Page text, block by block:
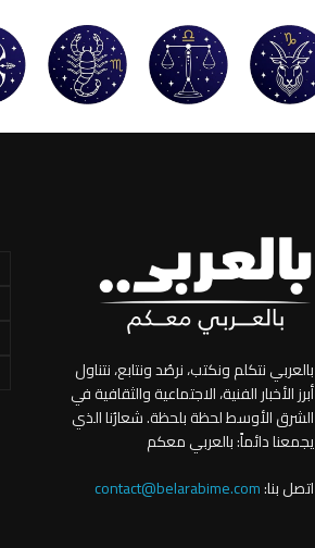
بالعربي نتكلم ونكتب، نرصُد ونتابع، نتناول
أبرز الأخبار الفنية، الاجتماعية والثقافية في
الشرق الأوسط لحظة بلحظة. شعارُنا الذي
يجمعنا دائماً: بالعربي معكم
اتصل بنا:contact@belarabime.com